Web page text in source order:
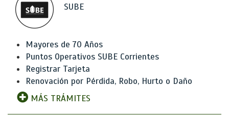
SUBE
Mayores de 70 Años
Puntos Operativos SUBE Corrientes
Registrar Tarjeta
Renovación por Pérdida, Robo, Hurto o Daño
MÁS TRÁMITES